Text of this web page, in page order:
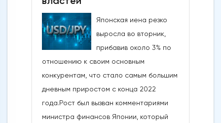
Японская иена резко
выросла во вторник,
прибавив около 3% по
отношению к своим основным
конкурентам, что стало самым большим
дневным приростом с конца 2022
года.Рост был вызван комментариями
министра финансов Японии, который